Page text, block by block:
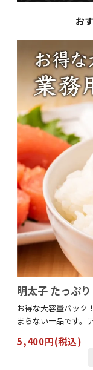
お
明太子 たっぷ
お得な大容量パック
まらない一品です。
5,400円(税込)